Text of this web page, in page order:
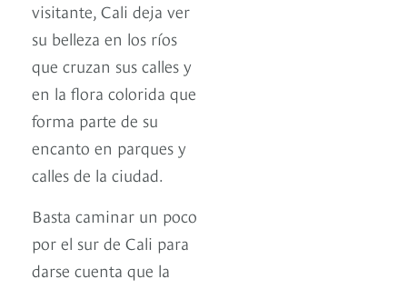
visitante, Cali deja ver
su belleza en los ríos
que cruzan sus calles y
en la flora colorida que
forma parte de su
encanto en parques y
calles de la ciudad.
Basta caminar un poco
por el sur de Cali para
darse cuenta que la